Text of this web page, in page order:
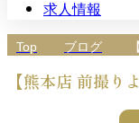
求人情報
Top ブログ
【熊本店 前撮